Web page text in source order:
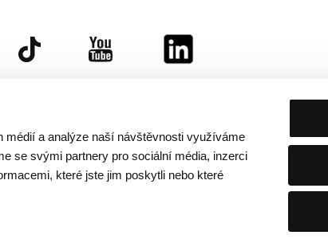
médií a analýze naší návštěvnosti využíváme
se svými partnery pro sociální média, inzerci
které jste jim poskytli nebo které
zastřešuje i další projekty: